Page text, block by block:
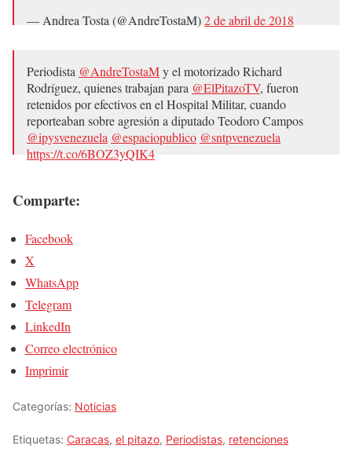
— Andrea Tosta (@AndreTostaM)2 de abril de 2018
Periodista @AndreTostaMy el motorizado Richard
Rodríguez, quienes trabajan para @ElPitazoTV, fueron
retenidos por efectivos en el Hospital Militar, cuando
reporteaban sobre agresión a diputado Teodoro Campos
@ipysvenezuela @espaciopublico @sntpvenezuela
https://t.co/6BOZ3yQIK4
Comparte:
Facebook
X
WhatsApp
Telegram
LinkedIn
Correo electrónico
Imprimir
Categorías: Noticias
Etiquetas: Caracas, el pitazo, Periodistas, retenciones